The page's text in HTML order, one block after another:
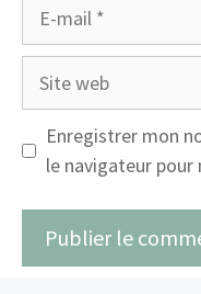
Site
Enregistrer mon
le navigateur